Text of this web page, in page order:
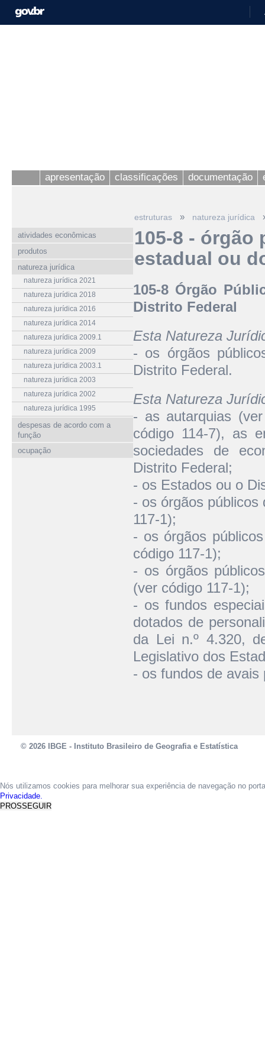
apresentação classificações documentação
atividades econômicas
produtos
natureza jurídica
natureza jurídica 2021
natureza jurídica 2018
natureza jurídica 2016
natureza jurídica 2014
natureza jurídica 2009.1
natureza jurídica 2009
natureza jurídica 2003.1
natureza jurídica 2003
natureza jurídica 2002
natureza jurídica 1995
despesas de acordo com a
função
ocupação
estruturas » natureza jurídica
105-8 -
estadual ou
105-8 Órgão
Distrito Federal
Esta Natureza
- os órgãos
Distrito Federal.
Esta Natureza
- as autarquias
código 114-7), as
sociedades de
Distrito Federal;
- os Estados ou o
- os órgãos públicos
117-1);
- os órgãos
código 117-1);
- os órgãos
(ver código 117-1);
- os fundos
dotados de
da Lei n.º 4.320,
Legislativo dos
- os fundos de avais
© 2026 IBGE - Instituto Brasileiro de Geografia e Estatística
Nós utilizamos cookies para melhorar sua experiência de navegação no
Privacidade.
PROSSEGUIR